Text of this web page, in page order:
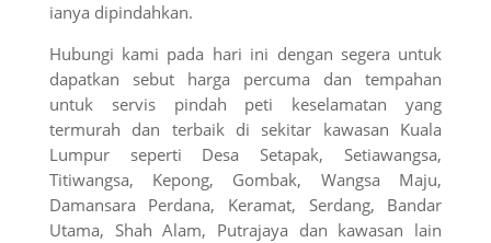
ianya dipindahkan.
Hubungi kami pada hari ini dengan segera untuk
dapatkan sebut harga percuma dan tempahan
untuk servis pindah peti keselamatan yang
termurah dan terbaik di sekitar kawasan Kuala
Lumpur seperti Desa Setapak, Setiawangsa,
Titiwangsa, Kepong, Gombak, Wangsa Maju,
Damansara Perdana, Keramat, Serdang, Bandar
Utama, Shah Alam, Putrajaya dan kawasan lain